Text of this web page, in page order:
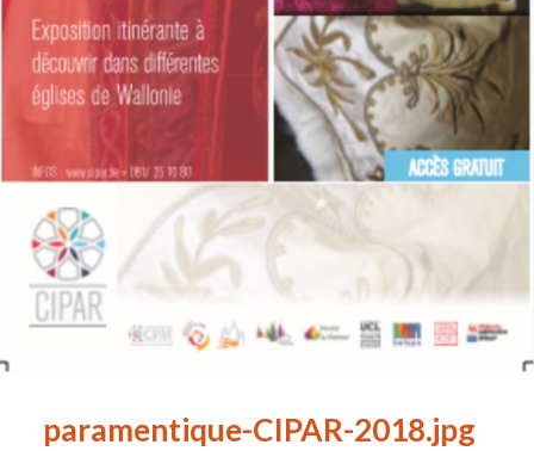
paramentique-CIPAR-2018.jpg